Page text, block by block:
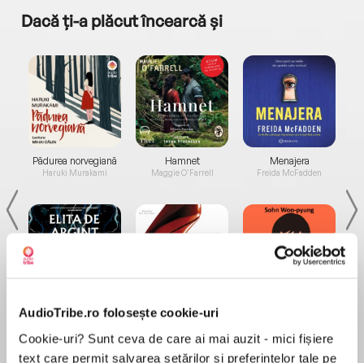
AudioTribe.ro folosește cookie-uri
Cookie-uri? Sunt ceva de care ai mai auzit - mici fișiere
text care permit salvarea setărilor și preferințelor tale pe
Dacă ți-a plăcut încearcă și
Pădurea norvegiană
Haruki Murakami
Elita de Argint (Elita
Hamnet
Maggie O'Farrell
Diavolul se îmbracă de
Menajera
Freida McFadden